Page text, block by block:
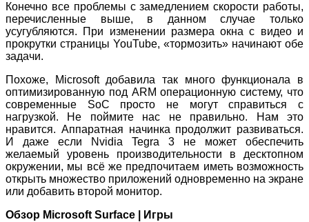
Конечно все проблемы с замедлением скорости работы,
перечисленные выше, в данном случае только
усугубляются. При изменении размера окна с видео и
прокрутки страницы YouTube, «тормозить» начинают обе
задачи.
Похоже, Microsoft добавила так много функционала в
оптимизированную под ARM операционную систему, что
современные SoC просто не могут справиться с
нагрузкой. Не поймите нас не правильно. Нам это
нравится. Аппаратная начинка продолжит развиваться.
И даже если Nvidia Tegra 3 не может обеспечить
желаемый уровень производительности в десктопном
окружении, мы всё же предпочитаем иметь возможность
открыть множество приложений одновременно на экране
или добавить второй монитор.
Обзор Microsoft Surface | Игры